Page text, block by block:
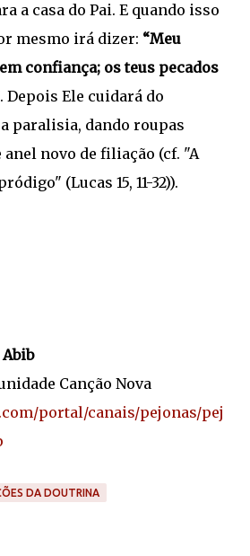
a casa do Pai. E quando isso
mesmo irá dizer: “Meu
confiança; os teus pecados
. Depois Ele cuidará do
paralisia, dando roupas
anel novo de filiação (cf. "A
(Lucas 15, 11-32)).
Canção Nova
portal/canais/pejonas/pej
DA DOUTRINA